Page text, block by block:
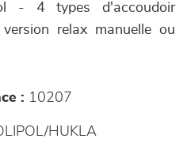
- 4 types d'accoudoir
relax manuelle ou
: 10207
HUKLA